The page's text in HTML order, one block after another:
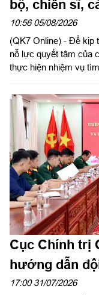
bộ, chiến sĩ,
nhiệm vụ tìm
danh tính hài
10:56 05/08/2026
(QK7 Online) - Để kịp
nỗ lực quyết tâm của
thực hiện nhiệm vụ
Đảng ủy, Chính ủy
các lực lượng thực
định danh tính hài cốt
khen của đồng chí
Cục Chính trị
hướng dẫn
Cán bộ Đoàn
17:00 31/07/2026